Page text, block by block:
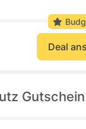
Deal
Gutschein